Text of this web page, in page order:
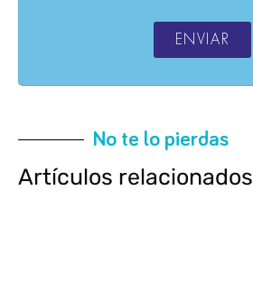
ENVIAR
No te lo pierdas
Artículos relacionados